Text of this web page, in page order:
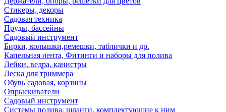
Стикеры, декоры
Садовая техника
Пруды, бассейны
Садовый инструмент
Бирки, колышки,ремешки, таблички и др.
Капельная лента, Фитинги и наборы для полива
Лейки, ведра, канистры
Леска для триммера
Обувь садовая, корзины
Опрыскиватели
Садовый инструмент
Системы полива, шланги, комплектующие к ним